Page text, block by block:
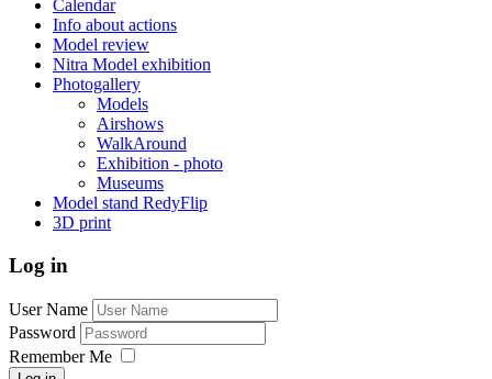
Calendar
Info about actions
Model review
Nitra Model exhibition
Photogallery
Models
Airshows
WalkAround
Exhibition - photo
Museums
Model stand RedyFlip
3D print
Log in
User Name
Password
Remember Me